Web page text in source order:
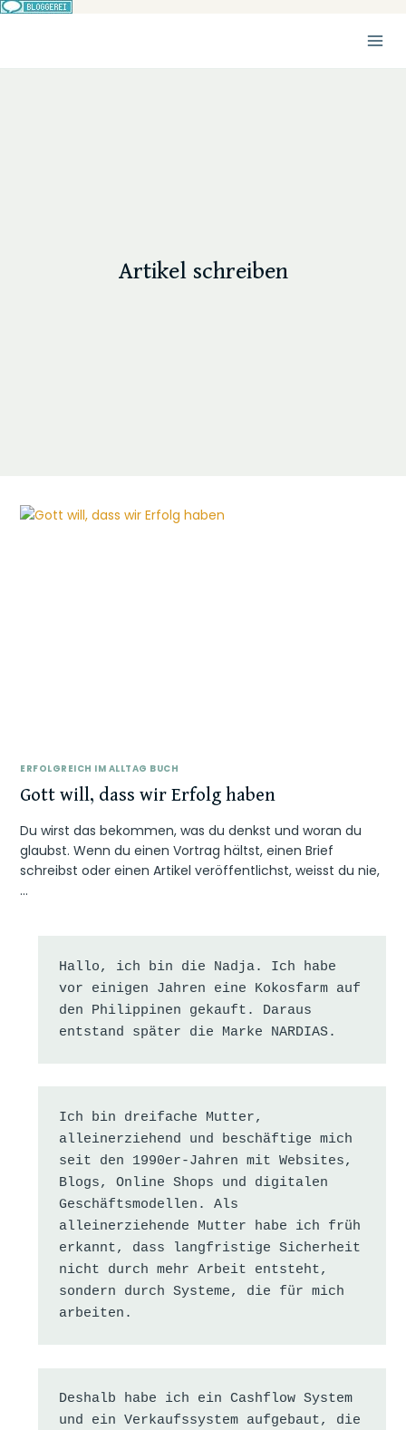
Artikel schreiben
ERFOLGREICH IM ALLTAG BUCH
Gott will, dass wir Erfolg haben
Du wirst das bekommen, was du denkst und woran du
glaubst. Wenn du einen Vortrag hältst, einen Brief
schreibst oder einen Artikel veröffentlichst, weisst du nie,
…
Hallo, ich bin die Nadja. Ich habe
vor einigen Jahren eine Kokosfarm auf
den Philippinen gekauft. Daraus
entstand später die Marke NARDIAS.
Ich bin dreifache Mutter,
alleinerziehend und beschäftige mich
seit den 1990er-Jahren mit Websites,
Blogs, Online Shops und digitalen
Geschäftsmodellen. Als
alleinerziehende Mutter habe ich früh
erkannt, dass langfristige Sicherheit
nicht durch mehr Arbeit entsteht,
sondern durch Systeme, die für mich
arbeiten.
Deshalb habe ich ein Cashflow System
und ein Verkaufssystem aufgebaut, die